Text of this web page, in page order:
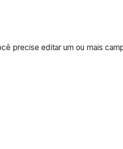
precise editar um ou mais